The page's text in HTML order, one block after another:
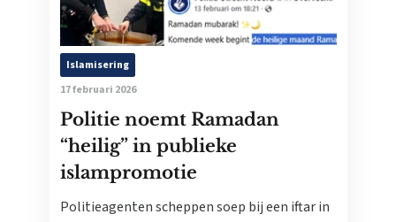
Islamisering
17 februari 2026
Politie noemt Ramadan
“heilig” in publieke
islampromotie
Politieagenten scheppen soep bij een iftar in